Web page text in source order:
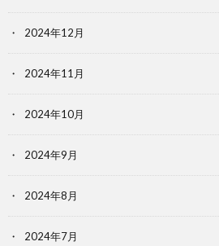
2024年12月
2024年11月
2024年10月
2024年9月
2024年8月
2024年7月